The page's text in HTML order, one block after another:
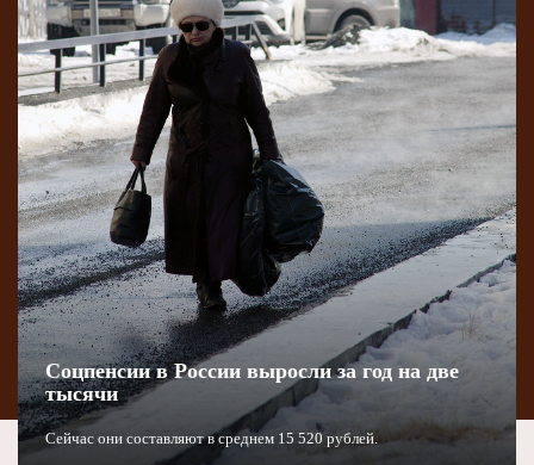
Соцпенсии в России выросли за год на две
тысячи
Сейчас они составляют в среднем 15 520 рублей.